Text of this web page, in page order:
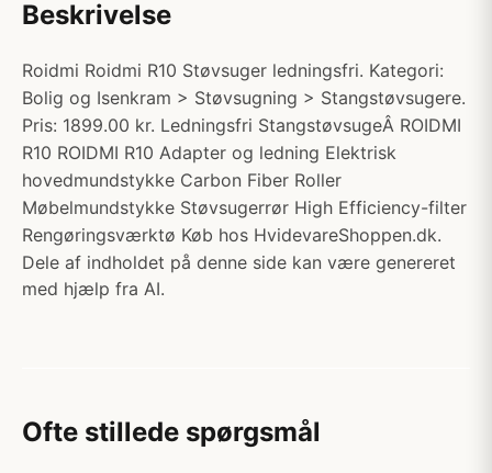
Beskrivelse
Roidmi Roidmi R10 Støvsuger ledningsfri. Kategori:
Bolig og Isenkram > Støvsugning > Stangstøvsugere.
Pris: 1899.00 kr. Ledningsfri StangstøvsugeÂ ROIDMI
R10 ROIDMI R10 Adapter og ledning Elektrisk
hovedmundstykke Carbon Fiber Roller
Møbelmundstykke Støvsugerrør High Efficiency-filter
Rengøringsværktø Køb hos HvidevareShoppen.dk.
Dele af indholdet på denne side kan være genereret
med hjælp fra AI.
Ofte stillede spørgsmål